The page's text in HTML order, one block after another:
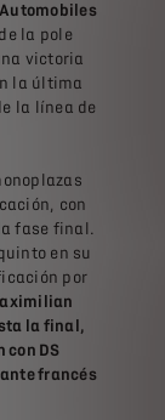
la pole
victoria
la última
la línea de
con
fase final.
en su
por
la final,
con DS
francés